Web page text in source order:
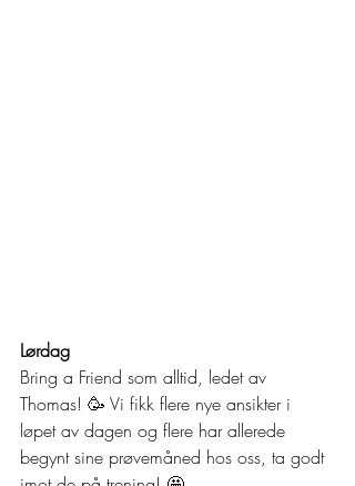
Lørdag
Bring a Friend som alltid, ledet av
Thomas! 🥳 Vi fikk flere nye ansikter i
løpet av dagen og flere har allerede
begynt sine prøvemåned hos oss, ta godt